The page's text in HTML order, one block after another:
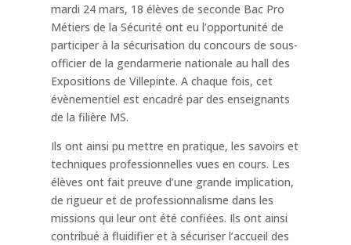
mardi 24 mars, 18 élèves de seconde Bac Pro
Métiers de la Sécurité ont eu l’opportunité de
participer à la sécurisation du concours de sous-
officier de la gendarmerie nationale au hall des
Expositions de Villepinte. A chaque fois, cet
évènementiel est encadré par des enseignants
de la filière MS.
Ils ont ainsi pu mettre en pratique, les savoirs et
techniques professionnelles vues en cours. Les
élèves ont fait preuve d’une grande implication,
de rigueur et de professionnalisme dans les
missions qui leur ont été confiées. Ils ont ainsi
contribué à fluidifier et à sécuriser l’accueil des